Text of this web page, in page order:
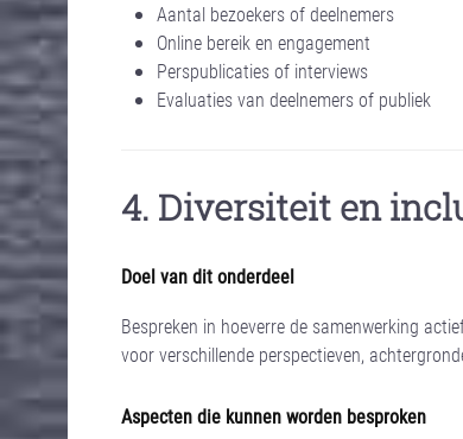
Aantal bezoekers of deelnemers
Online bereik en engagement
Perspublicaties of interviews
Evaluaties van deelnemers of publiek
4. Diversiteit en
Doel van dit onderdeel
Bespreken in hoeverre de samenwerking
voor verschillende perspectieven,
Aspecten die kunnen worden besproken